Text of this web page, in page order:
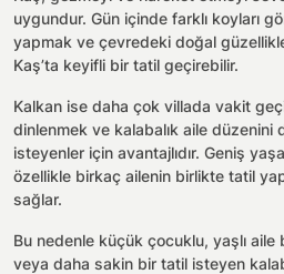
uygundur. Gün içinde farklı koyları
yapmak ve çevredeki doğal
Kaş’ta keyifli bir tatil geçirebilir.
Kalkan ise daha çok villada vakit
dinlenmek ve kalabalık aile düzenini
isteyenler için avantajlıdır. Geniş
özellikle birkaç ailenin birlikte tatil
sağlar.
Bu nedenle küçük çocuklu, yaşlı
veya daha sakin bir tatil isteyen